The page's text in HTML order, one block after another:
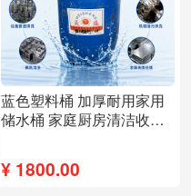
蓝色塑料桶 加厚耐用家用
储水桶 家庭厨房清洁收纳
¥ 1800.00